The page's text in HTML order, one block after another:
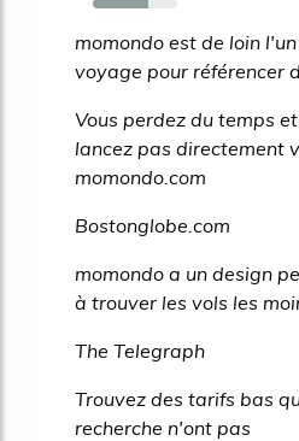
65%
momondo est de loin
voyage pour référencer
Vous perdez du temps
lancez pas directement
momondo.com
Bostonglobe.com
momondo a un design
à trouver les vols les
The Telegraph
Trouvez des tarifs bas
recherche n'ont pas